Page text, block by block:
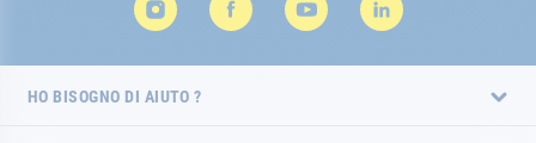
HO BISOGNO DI AIUTO ?